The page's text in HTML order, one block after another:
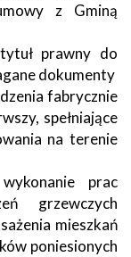
z Gminą
prawny do
dokumenty​
fabrycznie
spełniające
na terenie
prac
grzewczych
mieszkań
poniesionych